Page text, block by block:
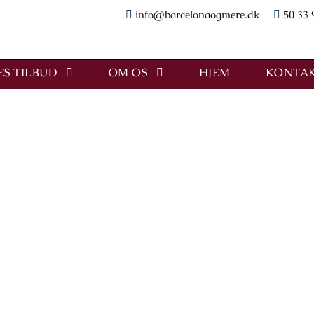
info@barcelonaogmere.dk 50 33
TILBUD OM OS HJEM